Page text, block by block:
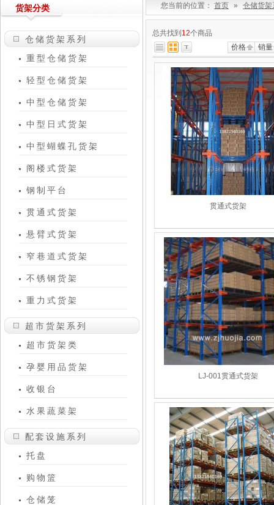
货架分类
仓储货架系列
重型仓储货架
轻型仓储货架
中型仓储货架
中型日式货架
中型蝴蝶孔货架
阁楼式货架
钢制平台
贯通式货架
悬臂式货架
窄巷道式货架
不锈钢货架
重力式货架
超市货架系列
超市货架类
孕婴用品货架
收银台
水果蔬菜架
配套设施系列
托盘
购物篮
仓储笼
您当前的位置： 首页 » 仓储货架
总共找到 12个商品
价格
销量
贯通式货架
LJ-001贯通式货架